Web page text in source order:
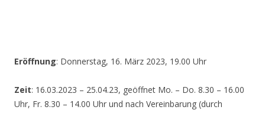
Eröffnung: Donnerstag, 16. März 2023, 19.00 Uhr
Zeit: 16.03.2023 – 25.04.23, geöffnet Mo. – Do. 8.30 – 16.00
Uhr, Fr. 8.30 – 14.00 Uhr und nach Vereinbarung (durch